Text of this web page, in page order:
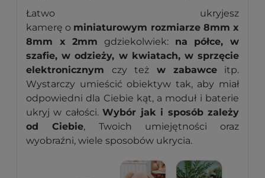
Łatwo ukryjesz
kamerę o miniaturowym rozmiarze 8mm x
8mm x 2mm gdziekolwiek: na półce, w
szafie, w odzieży, w kwiatach, w sprzęcie
elektronicznym czy też w zabawce itp.
Wystarczy umieścić obiektyw tak, aby miał
odpowiedni dla Ciebie kąt, a moduł i baterie
ukryj w całości.Wybór jak i sposób zależy
od Ciebie, Twoich umiejętności oraz
wyobraźni, wiele sposobów ukrycia.